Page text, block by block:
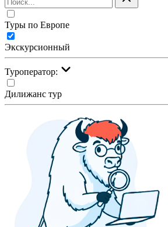
Туры по Европе
Экскурсионный
Туроператор:
Дилижанс тур